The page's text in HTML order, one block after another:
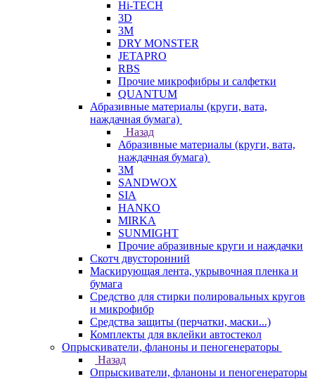
Hi-TECH
3D
3М
DRY MONSTER
JETAPRO
RBS
Прочие микрофибры и салфетки
QUANTUM
Абразивные материалы (круги, вата,
наждачная бумага)
Назад
Абразивные материалы (круги, вата,
наждачная бумага)
3М
SANDWOX
SIA
HANKO
MIRKA
SUNMIGHT
Прочие абразивные круги и наждачки
Скотч двусторонний
Маскирующая лента, укрывочная пленка и
бумага
Средство для стирки полировальных кругов
и микрофибр
Средства защиты (перчатки, маски...)
Комплекты для вклейки автостекол
Опрыскиватели, фланоны и пеногенераторы
Назад
Опрыскиватели, фланоны и пеногенераторы